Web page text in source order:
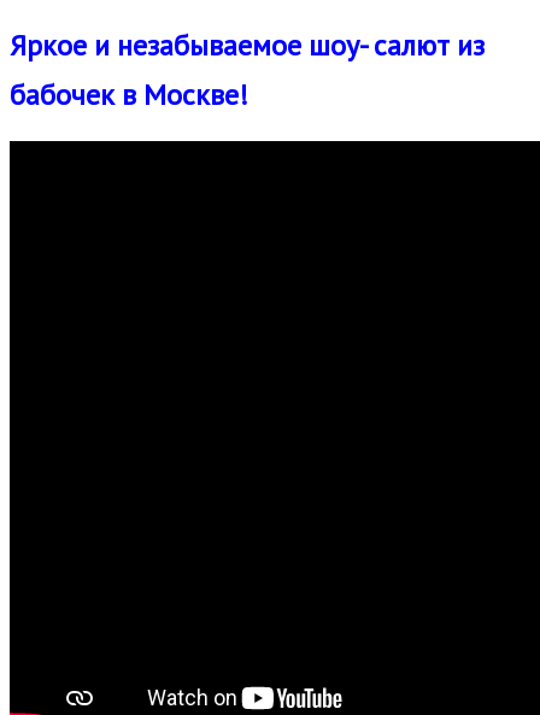
Яркое и незабываемое шоу- салют из
бабочек в Москве!